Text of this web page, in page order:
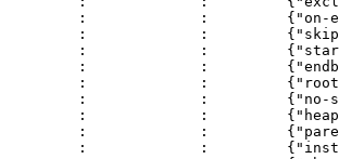
:             :
:             :
:             :
:             :
:             :
:             :
:             :
:             :
:             :